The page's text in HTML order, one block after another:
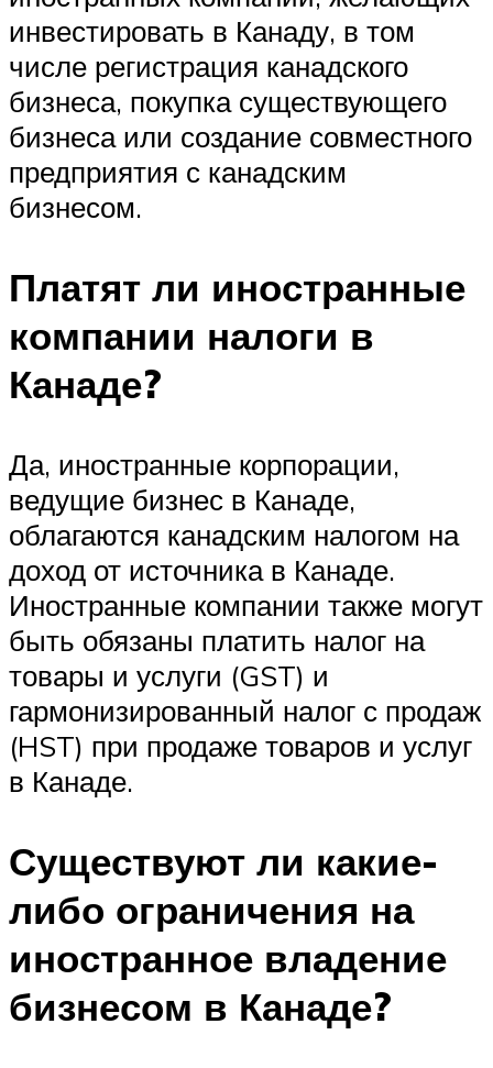
инвестировать в Канаду, в том
числе регистрация канадского
бизнеса, покупка существующего
бизнеса или создание совместного
предприятия с канадским
бизнесом.
Платят ли иностранные
компании налоги в
Канаде?
Да, иностранные корпорации,
ведущие бизнес в Канаде,
облагаются канадским налогом на
доход от источника в Канаде.
Иностранные компании также могут
быть обязаны платить налог на
товары и услуги (GST) и
гармонизированный налог с продаж
(HST) при продаже товаров и услуг
в Канаде.
Существуют ли какие-
либо ограничения на
иностранное владение
бизнесом в Канаде?